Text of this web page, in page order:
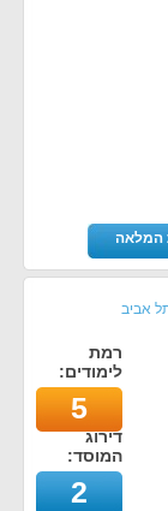
המלאה
אביב
רמת
לימודים:
5
דירוג
המוסד:
2